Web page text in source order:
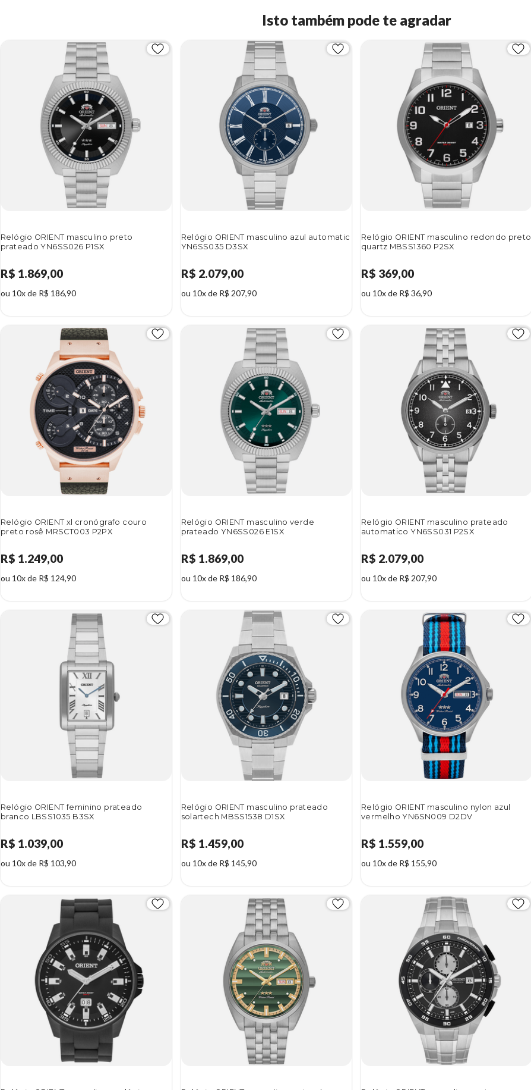
Isto também pode te agradar
Relógio ORIENT masculino preto
prateado YN6SS026 P1SX
R$ 1.869,00
ou 10x de R$ 186,90
Relógio ORIENT masculino azul automatic
YN6SS035 D3SX
R$ 2.079,00
ou 10x de R$ 207,90
Relógio ORIENT masculino redondo preto
quartz MBSS1360 P2SX
R$ 369,00
ou 10x de R$ 36,90
Relógio ORIENT xl cronógrafo couro
preto rosê MRSCT003 P2PX
R$ 1.249,00
ou 10x de R$ 124,90
Relógio ORIENT masculino verde
prateado YN6SS026 E1SX
R$ 1.869,00
ou 10x de R$ 186,90
Relógio ORIENT masculino prateado
automatico YN6SS031 P2SX
R$ 2.079,00
ou 10x de R$ 207,90
Relógio ORIENT feminino prateado
branco LBSS1035 B3SX
R$ 1.039,00
ou 10x de R$ 103,90
Relógio ORIENT masculino prateado
solartech MBSS1538 D1SX
R$ 1.459,00
ou 10x de R$ 145,90
Relógio ORIENT masculino nylon azul
vermelho YN6SN009 D2DV
R$ 1.559,00
ou 10x de R$ 155,90